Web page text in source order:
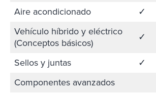
Aire acondicionado
✓
Vehículo híbrido y eléctrico
(Conceptos básicos)
✓
Sellos y juntas
✓
Componentes avanzados